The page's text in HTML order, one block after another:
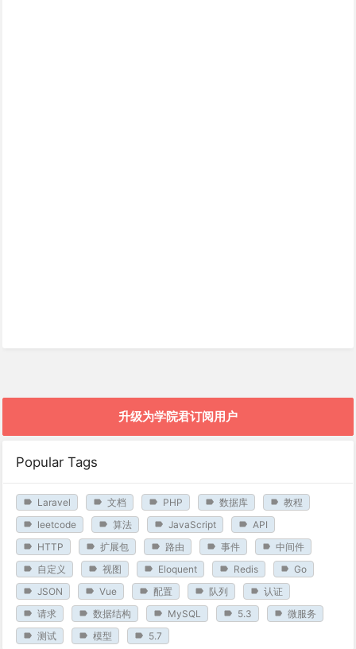
升级为学院君订阅用户
Popular Tags
Laravel 文档 PHP 数据库
教程
leetcode
算法 JavaScript
API
HTTP
扩展包 路由 事件
中间件
自定义
视图 Eloquent Redis
Go
JSON
Vue 配置 队列
认证
请求
数据结构 MySQL 5.3
微服务
测试
模型 5.7